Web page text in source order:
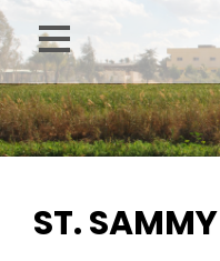
Overslaan
en
naar
de
gaan
ST.